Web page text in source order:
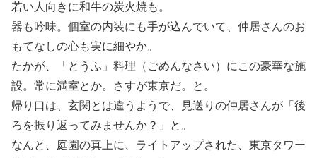
若い人向きに和牛の炭火焼も。
器も吟味。個室の内装にも手が込んでいて、仲居さんのお
もてなしの心も実に細やか。
たかが、「とうふ」料理（ごめんなさい）にこの豪華な施
設。常に満室とか。さすが東京だ。と。
帰り口は、玄関とは違うようで、見送りの仲居さんが「後
ろを振り返ってみませんか？」と。
なんと、庭園の真上に、ライトアップされた、東京タワー